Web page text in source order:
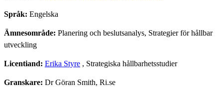
Språk: Engelska
Ämnesområde: Planering och beslutsanalys, Strategier för hållbar
utveckling
Licentiand: Erika Styre , Strategiska hållbarhetsstudier
Granskare: Dr Göran Smith, Ri.se